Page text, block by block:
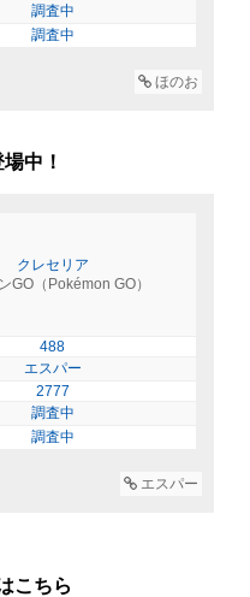
調査中
調査中
ほのお
中！
クレセリア
GO（Pokémon GO）
488
エスパー
2777
調査中
調査中
エスパー
こちら